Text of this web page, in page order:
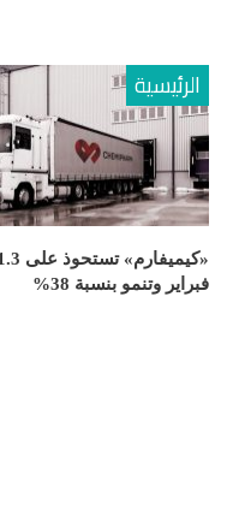
الرئيسية
فبراير وتنمو بنسبة 38%